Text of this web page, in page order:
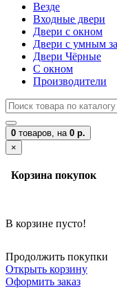
Везде
Входные двери
Двери с окном
Двери с умным
Двери Чёрные
C окном
Производители
0 товаров, на 0 р.
×
Корзина покупок
В корзине пусто!
Продолжить покупки
Открыть корзину
Оформить заказ